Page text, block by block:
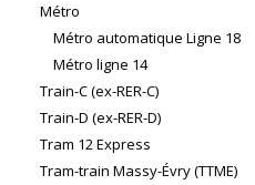
Métro
Métro automatique Ligne 18
Métro ligne 14
Train-C (ex-RER-C)
Train-D (ex-RER-D)
Tram 12 Express
Tram-train Massy-Évry (TTME)